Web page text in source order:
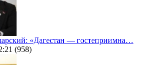
«Дагестан — гостеприимна…
(958)